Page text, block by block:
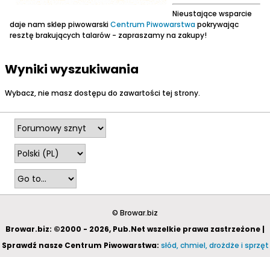
Nieustające wsparcie
daje nam sklep piwowarskiCentrum Piwowarstwapokrywając
resztę brakujących talarów - zapraszamy na zakupy!
Wyniki wyszukiwania
Wybacz, nie masz dostępu do zawartości tej strony.
© Browar.biz
Browar.biz: ©2000 - 2026, Pub.Net wszelkie prawa zastrzeżone |
Sprawdź nasze Centrum Piwowarstwa: słód, chmiel, drożdże i sprzęt